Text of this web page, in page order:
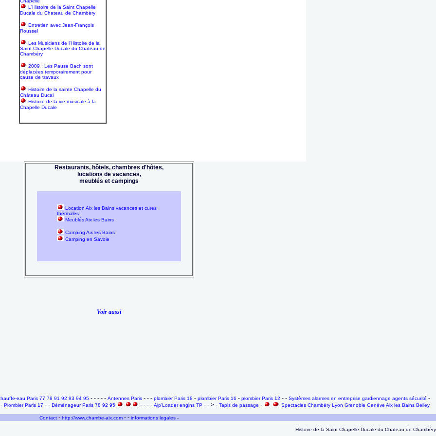
L'Histoire de la Saint Chapelle
Ducale du Chateau de Chambéry
Entretien avec Jean-François
Roussel
Les Musiciens de l'Histoire de la
Saint Chapelle Ducale du Chateau de
Chambéry
2009 : Les Pause Bach sont
déplacées temporairement pour
cause de travaux
Histoire de la sainte Chapelle du
Château Ducal
Histoire de la vie musicale à la
Chapelle Ducale
Restaurants, hôtels, chambres d'hôtes,
locations de vacances,
meublés et campings
Location Aix les Bains vacances et cures
thermales
Meublés Aix les Bains
Camping Aix les Bains
Camping en Savoie
Voir aussi
eau Paris 77 78 91 92 93 94 95- - - - - Antennes Paris- - - plombier Paris 18 - plombier Paris 16 - plombier Paris 12 - - Systèmes alarmes en entreprise gardiennage agents sécurité -
Plombier Paris 17 - - Déménageur Paris 78 92 95 - - - - Alp'Loader engins TP- - > - Tapis de passage - Spectacles Chambéry Lyon Grenoble Genève Aix les Bains Belley
Contact - http://www.chambe-aix.com - - informations legales -
Histoire de la Saint Chapelle Ducale du Chateau de Chambéry